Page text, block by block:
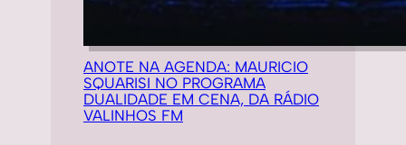
ANOTE NA AGENDA: MAURICIO
SQUARISI NO PROGRAMA
DUALIDADE EM CENA, DA RÁDIO
VALINHOS FM